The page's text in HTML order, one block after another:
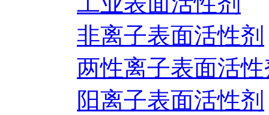
非离子表面活性剂
两性离子表面活
阳离子表面活性剂